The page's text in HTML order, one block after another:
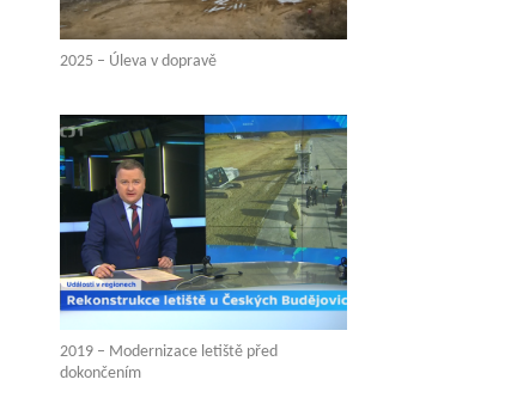
2025 – Úleva v dopravě
2019 – Modernizace letiště před
dokončením